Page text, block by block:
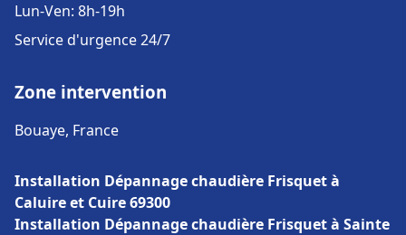
Lun-Ven: 8h-19h
Service d'urgence 24/7
Zone intervention
Bouaye, France
Installation Dépannage chaudière Frisquet à
Caluire et Cuire 69300
Installation Dépannage chaudière Frisquet à Sainte